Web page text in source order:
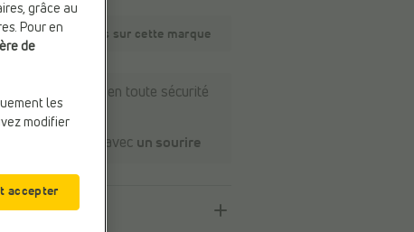
Découvrez-en plus sur cette marque
Payer en ligne en toute sécurité
Retourgratuit
Service client avec un sourire
grâce au
Pour en
de
les
modifier
accepter